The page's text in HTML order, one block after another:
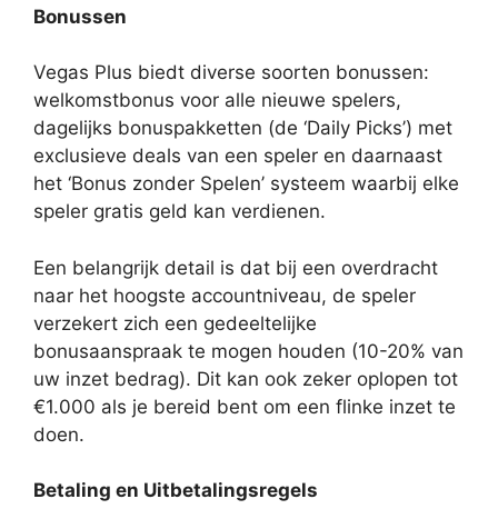
Bonussen
Vegas Plus biedt diverse soorten bonussen:
welkomstbonus voor alle nieuwe spelers,
dagelijks bonuspakketten (de ‘Daily Picks’) met
exclusieve deals van een speler en daarnaast
het ‘Bonus zonder Spelen’ systeem waarbij elke
speler gratis geld kan verdienen.
Een belangrijk detail is dat bij een overdracht
naar het hoogste accountniveau, de speler
verzekert zich een gedeeltelijke
bonusaanspraak te mogen houden (10-20% van
uw inzet bedrag). Dit kan ook zeker oplopen tot
€1.000 als je bereid bent om een flinke inzet te
doen.
Betaling en Uitbetalingsregels